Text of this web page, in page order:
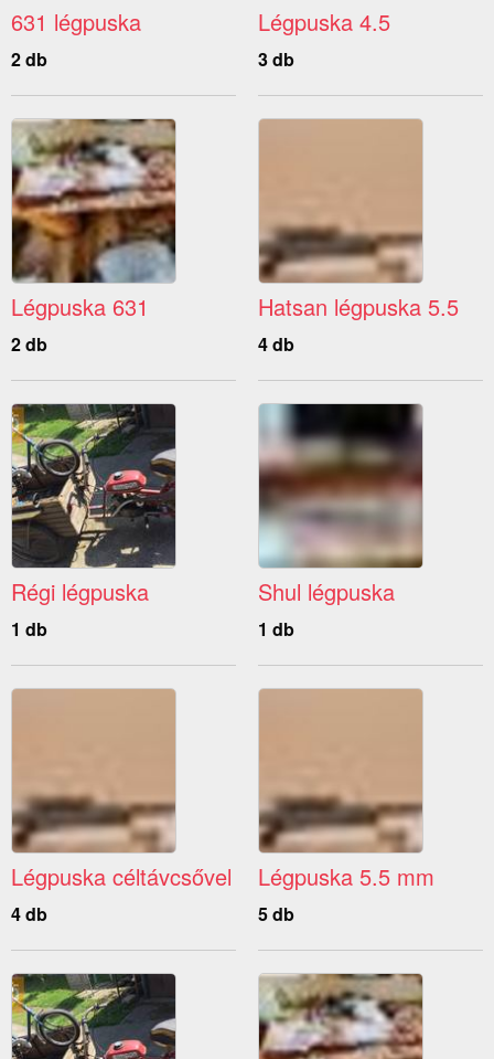
631 légpuska
2 db
Légpuska 4.5
3 db
Légpuska 631
2 db
Hatsan légpuska 5.5
4 db
Régi légpuska
1 db
Shul légpuska
1 db
Légpuska céltávcsővel
4 db
Légpuska 5.5 mm
5 db